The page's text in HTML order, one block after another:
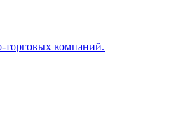
торговых компаний.